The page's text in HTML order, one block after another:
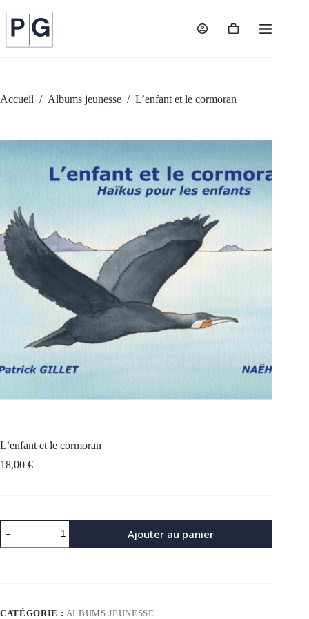
contenu
Panier
Accueil / Albums jeunesse / L’enfant et le cormoran
L’enfant et le cormoran
18,00 €
quantité
de
L'enfant
Ajouter au panier
CATÉGORIE : ALBUMS JEUNESSE